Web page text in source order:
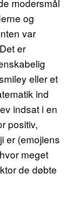
og
var
er
eller et
ind
indsat i en
positiv,
er (emojiens
meget
de døbte